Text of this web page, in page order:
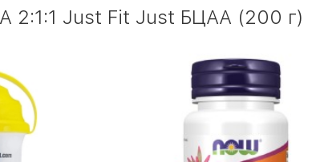
2:1:1 Just Fit Just БЦАА (200 г)